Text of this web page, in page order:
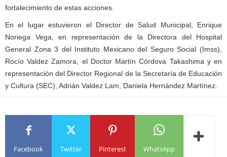
fortalecimiento de estas acciones.
En el lugar estuvieron el Director de Salud Municipal, Enrique
Noriega Vega, en representación de la Directora del Hospital
General Zona 3 del Instituto Mexicano del Seguro Social (Imss),
Rocío Valdez Zamora, el Doctor Martín Córdova Takashima y en
representación del Director Regional de la Secretaría de Educación
y Cultura (SEC), Adrián Valdez Lam, Daniela Hernández Martínez.
Facebook Twitter Pinterest WhatsApp